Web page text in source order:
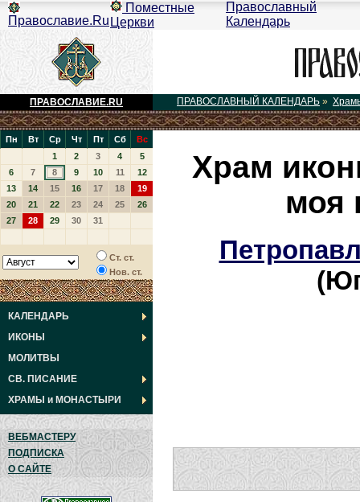
Православие.Ru
Поместные
Церкви
Православный
Календарь
ПРАВОСЛАВИЕ.RU ПРАВОСЛАВНЫЙ КАЛЕНДАРЬ »
Пн Вт Ср Чт Пт Сб
Вс
1
2 3 4
5
6
7 8 9 10 11
12
13
14 15 16 17 18
19
20
21 22 23 24 25
26
27
28 29 30 31
Ст. ст.
Нов. ст.
КАЛЕНДАРЬ
ИКОНЫ
МОЛИТВЫ
СВ. ПИСАНИЕ
ХРАМЫ и МОНАСТЫРИ
ВЕБМАСТЕРУ
ПОДПИСКА
О САЙТЕ
Храм
моя